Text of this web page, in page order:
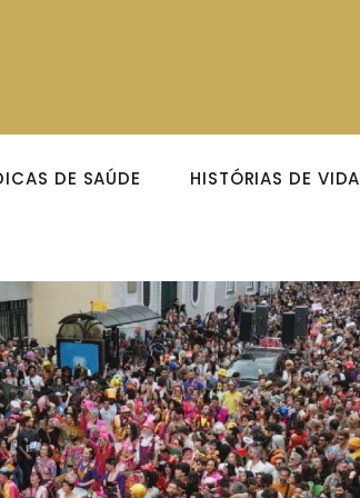
DE SAÚDE HISTÓRIAS DE VIDA